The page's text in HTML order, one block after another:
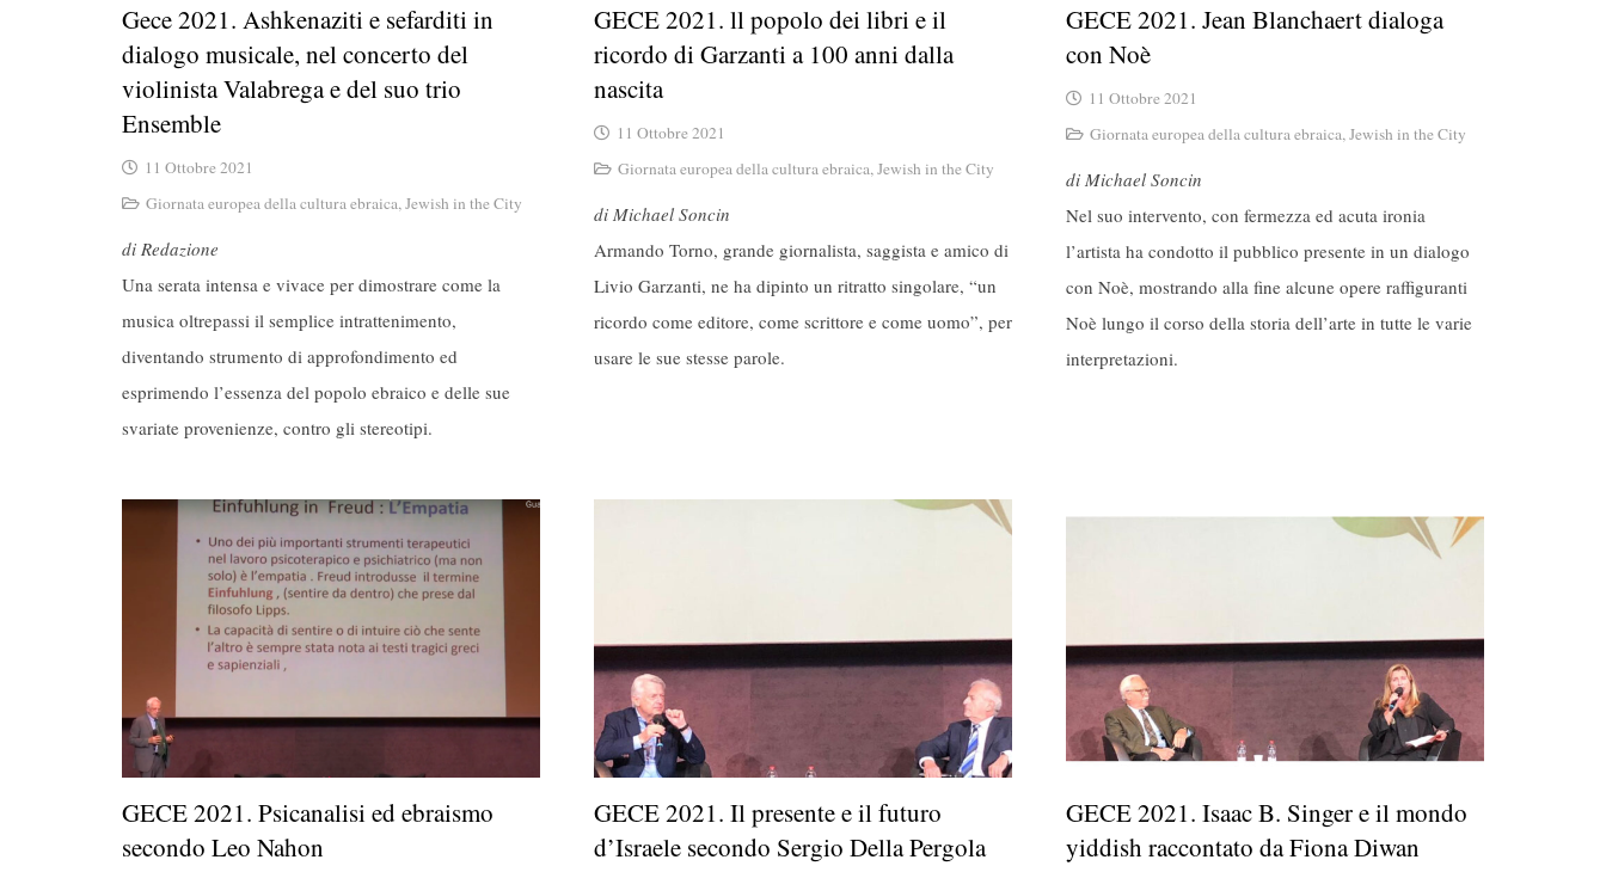
Gece 2021. Ashkenaziti e sefarditi in
dialogo musicale, nel concerto del
violinista Valabrega e del suo trio
Ensemble
11 Ottobre 2021
Giornata europea della cultura ebraica,Jewish in the City
di Redazione
Una serata intensa e vivace per dimostrare come la
musica oltrepassi il semplice intrattenimento,
diventando strumento di approfondimento ed
esprimendo l’essenza del popolo ebraico e delle sue
svariate provenienze, contro gli stereotipi.
GECE 2021. ll popolo dei libri e il
ricordo di Garzanti a 100 anni dalla
nascita
11 Ottobre 2021
Giornata europea della cultura ebraica,Jewish in the City
di Michael Soncin
Armando Torno, grande giornalista, saggista e amico di
Livio Garzanti, ne ha dipinto un ritratto singolare, “un
ricordo come editore, come scrittore e come uomo”, per
usare le sue stesse parole.
GECE 2021. Jean Blanchaert dialoga
con Noè
11 Ottobre 2021
Giornata europea della cultura ebraica,Jewish in the City
di Michael Soncin
Nel suo intervento, con fermezza ed acuta ironia
l’artista ha condotto il pubblico presente in un dialogo
con Noè, mostrando alla fine alcune opere raffiguranti
Noè lungo il corso della storia dell’arte in tutte le varie
interpretazioni.
GECE 2021. Psicanalisi ed ebraismo
secondo Leo Nahon
GECE 2021. Il presente e il futuro
d’Israele secondo Sergio Della Pergola
GECE 2021. Isaac B. Singer e il mondo
yiddish raccontato da Fiona Diwan